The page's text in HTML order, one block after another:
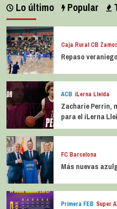
Lo último Popular
Caja Rural CB
Repaso veraniego
ACB iLerna Lleida
Zacharie Perrin,
para el iLerna
FC Barcelona
Más nuevas
Primera FEB Super